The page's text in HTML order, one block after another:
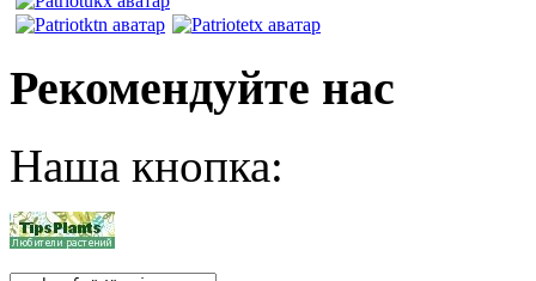
Рекомендуйте нас
Наша кнопка: